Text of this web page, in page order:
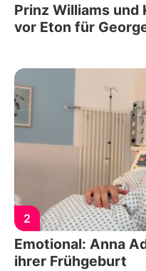
Prinz Williams und
vor Eton für
2
Emotional: Anna
ihrer Frühgeburt